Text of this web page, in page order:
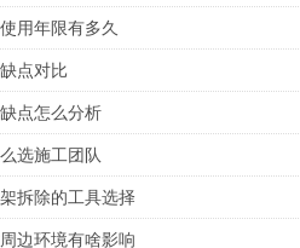
用年限有多久
点对比
点怎么分析
选施工团队
拆除的工具选择
边环境有啥影响